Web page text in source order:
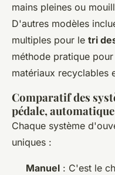
mains pleines ou
D'autres modèles
multiples pour le tri
méthode pratique
matériaux recyclables
Comparatif des
pédale, automatique
Chaque système
uniques :
Manuel : C'est le